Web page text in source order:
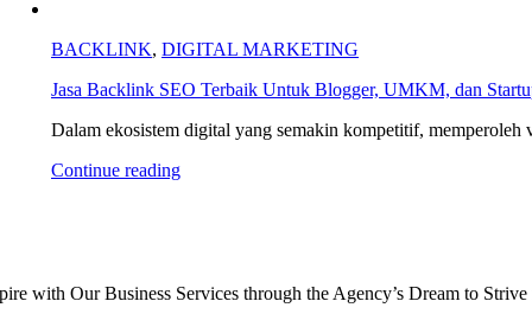
BACKLINK, DIGITAL MARKETING
Jasa Backlink SEO Terbaik Untuk Blogger, UMKM, dan
Dalam ekosistem digital yang semakin kompetitif, memperoleh
Continue reading
with Our Business Services through the Agency’s Dream to